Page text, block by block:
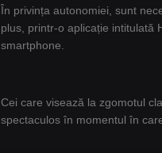
În privința autonomiei, sunt
plus, printr-o aplicație intitulată
smartphone.
Cei care visează la zgomotul
spectaculos în momentul în